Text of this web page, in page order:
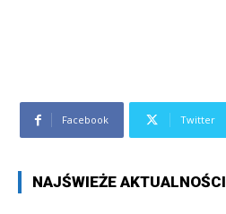
Facebook Twitter
NAJŚWIEŻE AKTUALNOŚCI